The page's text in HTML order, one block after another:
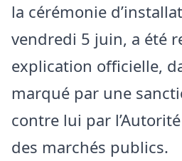
la cérémonie
vendredi 5 juin, a été
explication officielle,
marqué par une
contre lui par
des marchés publics.